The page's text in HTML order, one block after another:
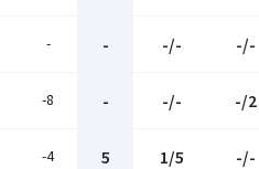
- - -/- -/-
-8 - -/- -/2
-4 5 1/5 -/-